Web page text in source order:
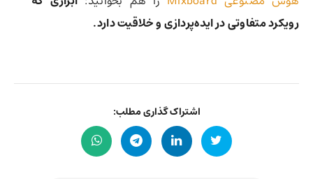
رویکرد متفاوتی در ایده‌پردازی و خلاقیت دارد.
اشتراک گذاری مطلب: